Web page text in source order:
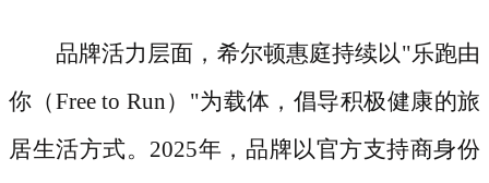
品牌活力层面，希尔顿惠庭持续以"乐跑由
你（Free to Run）"为载体，倡导积极健康的旅
居生活方式。2025年，品牌以官方支持商身份